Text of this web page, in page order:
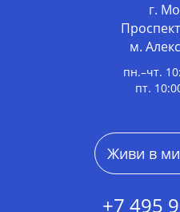
г.
м.
пн.–чт.
пт.
Живи в
+7 495